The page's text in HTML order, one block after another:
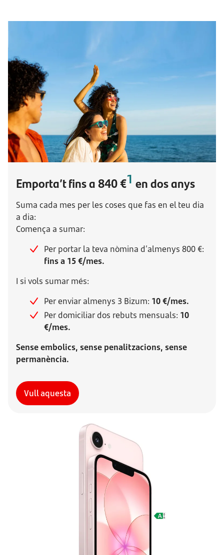
Emporta’t fins a 840 €1 en dos anys
Suma cada mes per les coses que fas en el teu dia
a dia:
Comença a sumar:
Per portar la teva nòmina d’almenys 800 €:
fins a 15 €/mes.
I si vols sumar més:
Per enviar almenys 3 Bizum: 10 €/mes.
Per domiciliar dos rebuts mensuals: 10
€/mes.
Sense embolics, sense penalitzacions, sense
permanència.
Vull aquesta